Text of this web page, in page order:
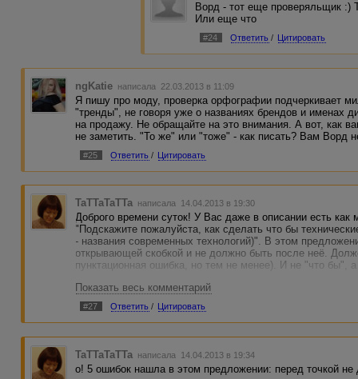
Ворд - тот еще проверяльщик :)
Или еще что
#24 Ответить / Цитировать
ngKatie написала 22.03.2013 в 11:09
Я пишу про моду, проверка орфографии подчеркивает
"тренды", не говоря уже о названиях брендов и именах
на продажу. Не обращайте на это внимания. А вот, как
не заметить. "То же" или "тоже" - как писать? Вам Ворд
#25 Ответить / Цитировать
TaTTaTaTTa написала 14.04.2013 в 19:30
Доброго времени суток! У Вас даже в описании есть
"Подскажите пожалуйста, как сделать что бы
- названия современных технологий)". В этом
открывающей скобкой и не должно быть после неё.
пунктационная ошибка, но тем не менее). И не "что бы",
Показать весь комментарий
#27 Ответить / Цитировать
TaTTaTaTTa написала 14.04.2013 в 19:34
о! 5 ошибок нашла в этом предложении: перед точкой